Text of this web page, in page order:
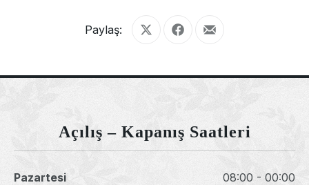
Paylaş: Share on XShare on Facebook
Share by Email
Açılış – Kapanış Saatleri
Pazartesi
08:00 - 00:00